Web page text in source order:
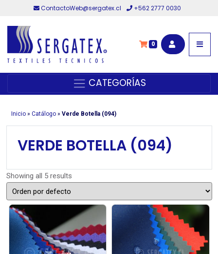
ContactoWeb@sergatex.cl +562 2777 0030
0
CATEGORÍAS
Inicio» Catálogo» Verde Botella (094)
VERDE BOTELLA (094)
Showing all 5 results